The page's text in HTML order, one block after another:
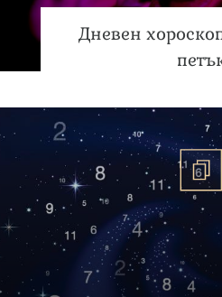
Дневен